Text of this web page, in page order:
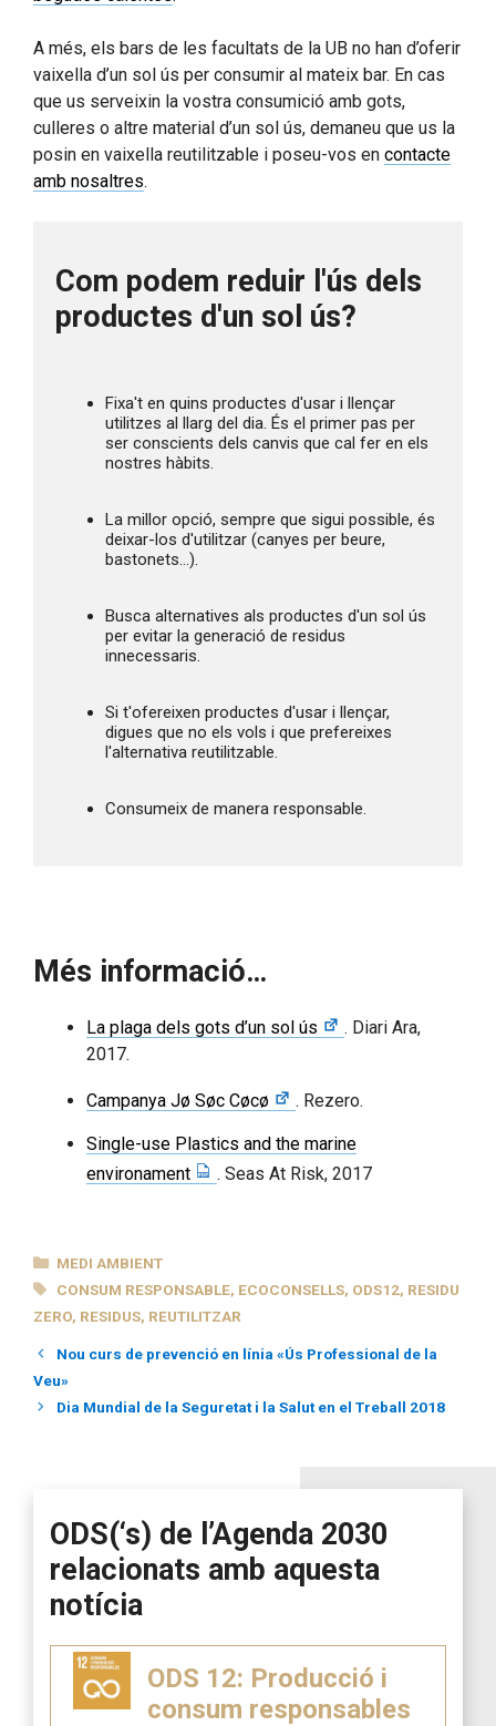
A més, els bars de les facultats de la UB no han d’oferir
vaixella d’un sol ús per consumir al mateix bar. En cas
que us serveixin la vostra consumició amb gots,
culleres o altre material d’un sol ús, demaneu que us la
posin en vaixella reutilitzable i poseu-vos en contacte
amb nosaltres.
Com podem reduir l'ús dels
productes d'un sol ús?
Fixa't en quins productes d'usar i llençar
utilitzes al llarg del dia. És el primer pas per
ser conscients dels canvis que cal fer en els
nostres hàbits.
La millor opció, sempre que sigui possible, és
deixar-los d'utilitzar (canyes per beure,
bastonets...).
Busca alternatives als productes d'un sol ús
per evitar la generació de residus
innecessaris.
Si t'ofereixen productes d'usar i llençar,
digues que no els vols i que prefereixes
l'alternativa reutilitzable.
Consumeix de manera responsable.
Més informació…
La plaga dels gots d’un sol ús
. Diari Ara,
2017.
Campanya Jø Søc Cøcø . Rezero.
Single-use Plastics and the marine
environament
. Seas At Risk, 2017
CATEGORIES
MEDI AMBIENT
ETIQUETES
CONSUM RESPONSABLE, ECOCONSELLS, ODS12, RESIDU
ZERO, RESIDUS, REUTILITZAR
Nou curs de prevenció en línia «Ús Professional de la
Veu»
Dia Mundial de la Seguretat i la Salut en el Treball 2018
ODS(‘s) de l’Agenda 2030
relacionats amb aquesta
notícia
ODS 12: Producció i
consum responsables